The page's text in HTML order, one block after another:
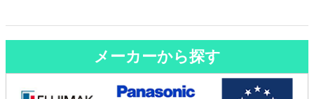
メーカーから探す